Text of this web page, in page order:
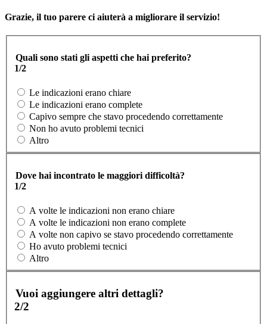
Grazie, il tuo parere ci aiuterà a migliorare il servizio!
Quali sono stati gli aspetti che hai preferito?
1/2
Le indicazioni erano chiare
Le indicazioni erano complete
Capivo sempre che stavo procedendo correttamente
Non ho avuto problemi tecnici
Altro
Dove hai incontrato le maggiori difficoltà?
1/2
A volte le indicazioni non erano chiare
A volte le indicazioni non erano complete
A volte non capivo se stavo procedendo correttamente
Ho avuto problemi tecnici
Altro
Vuoi aggiungere altri dettagli?
2/2